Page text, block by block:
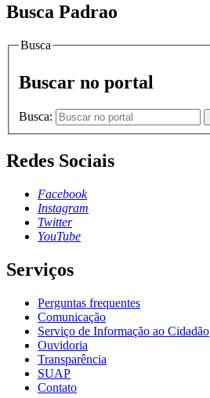
Busca Padrao
Busca
Buscar no portal
Busca:
Redes Sociais
Facebook
Instagram
Twitter
YouTube
Serviços
Perguntas frequentes
Comunicação
Serviço de Informação ao Cidadão
Ouvidoria
Transparência
SUAP
Contato